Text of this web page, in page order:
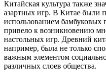
Китайская культура также
азартных игр. В Китае были
использованием бамбуковых
привело к возникновению
настольных игр. Древний
например, была не только
важным элементом
различных слоев общества.